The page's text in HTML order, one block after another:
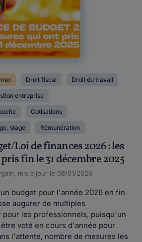
Droit fiscal Droit du travail
entreprise
Cotisations
stage Rémunération
Loi de finances 2026 : les
fin le 31 décembre 2025
mis à jour le 08/01/2026
budget pour l'année 2026 en fin
augurer de multiples
pour les professionnels, puisqu'un
voté en cours d'année pour
l'attente, nombre de mesures les